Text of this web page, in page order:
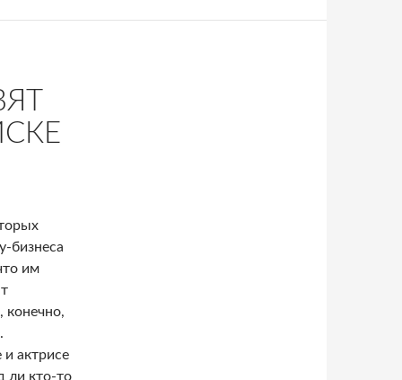
бизнеса
им
конечно,
актрисе
ли кто-то